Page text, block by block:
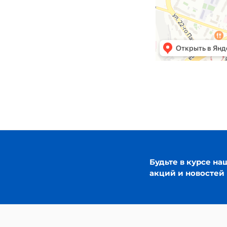
Будьте в курсе
акций и новостей